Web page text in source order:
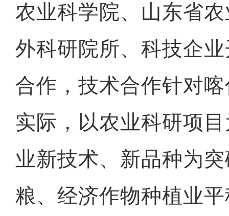
农业科学院、山东省
外科研院所、科技企
合作，技术合作针对
实际，以农业科研项
业新技术、新品种为
粮、经济作物种植业